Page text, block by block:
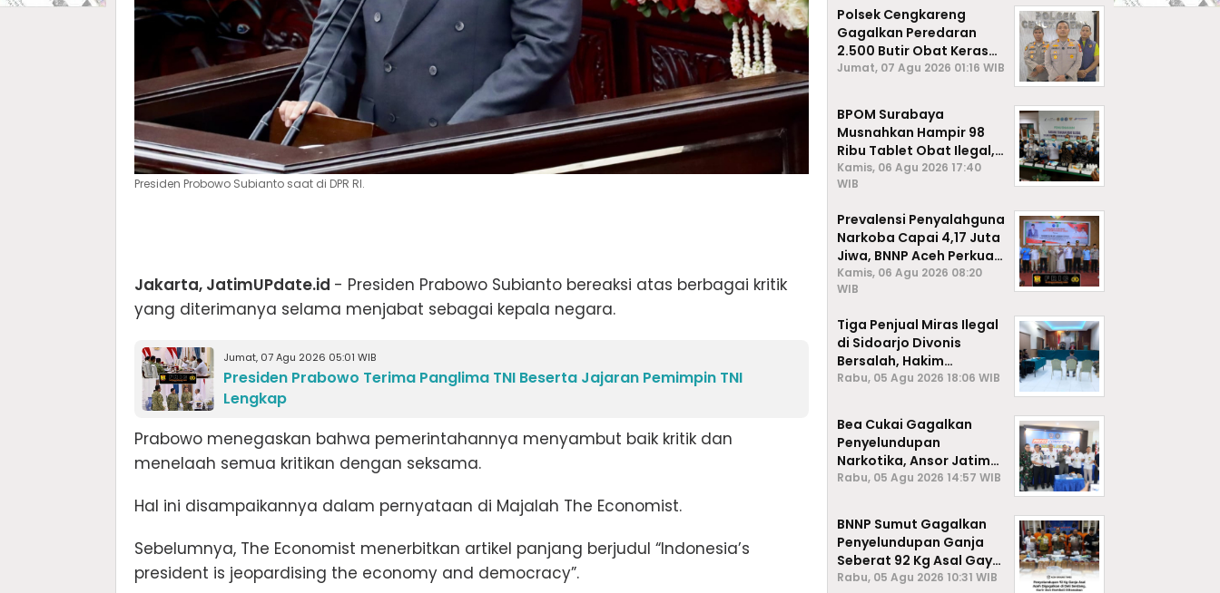
Presiden Probowo Subianto saat di DPR RI.
Jakarta, JatimUPdate.id - Presiden Prabowo Subianto bereaksi atas berbagai kritik
yang diterimanya selama menjabat sebagai kepala negara.
Jumat, 07 Agu 2026 05:01 WIB
Presiden Prabowo Terima Panglima TNI Beserta Jajaran Pemimpin TNI
Lengkap
Prabowo menegaskan bahwa pemerintahannya menyambut baik kritik dan
menelaah semua kritikan dengan seksama.
Hal ini disampaikannya dalam pernyataan di Majalah The Economist.
Sebelumnya, The Economist menerbitkan artikel panjang berjudul “Indonesia’s
president is jeopardising the economy and democracy”.
Polsek Cengkareng
Gagalkan Peredaran
2.500 Butir Obat Keras
Daftar G, Satu Pengedar
Jumat, 07 Agu 2026 01:16 WIB
BPOM Surabaya
Musnahkan Hampir 98
Ribu Tablet Obat Ilegal,
Cegah Penyalahgunaan
di Kalangan Pelajar
Kamis, 06 Agu 2026 17:40
WIB
Prevalensi Penyalahguna
Narkoba Capai 4,17 Juta
Jiwa, BNNP Aceh Perkuat
P4GN di Subulussalam
Kamis, 06 Agu 2026 08:20
WIB
Tiga Penjual Miras Ilegal
di Sidoarjo Divonis
Bersalah, Hakim
Jatuhkan Denda hingga
Rabu, 05 Agu 2026 18:06 WIB
Bea Cukai Gagalkan
Penyelundupan
Narkotika, Ansor Jatim
Negara Tak Kalah dari
Rabu, 05 Agu 2026 14:57 WIB
BNNP Sumut Gagalkan
Penyelundupan Ganja
Seberat 92 Kg Asal Gayo
Lues, Aceh.
Rabu, 05 Agu 2026 10:31 WIB